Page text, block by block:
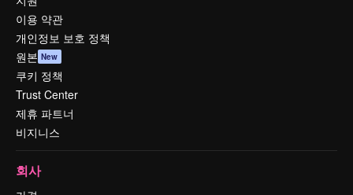
이용 약관
개인정보 보호 정책
원본 New
쿠키 정책
Trust Center
제휴 파트너
비지니스
회사